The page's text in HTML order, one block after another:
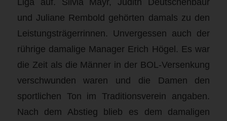
und Juliane Rembold gehörten damals zu den
Leistungsträgerrinnen. Unvergessen auch der
rührige damalige Manager Erich Högel. Es war
die Zeit als die Männer in der BOL-Versenkung
verschwunden waren und die Damen den
sportlichen Ton im Traditionsverein angaben.
Nach dem Abstieg blieb es dem damaligen